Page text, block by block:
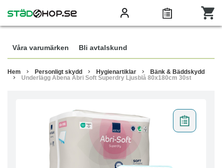
Våra varumärken Bli avtalskund
Hem Personligt skydd Hygienartiklar
Bänk & Bäddskydd
Underlägg Abena Abri Soft Superdry Ljusblå 80x180cm 30st